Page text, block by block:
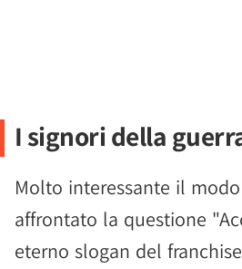
I signori della
Molto interessante il
affrontato la questione
eterno slogan del